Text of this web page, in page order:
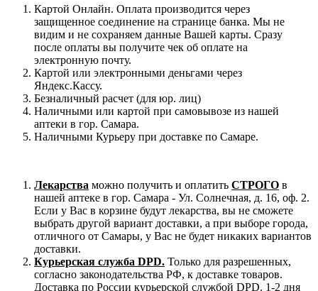
Картой Онлайн. Оплата производится через
защищенное соединение на странице банка. Мы не
видим и не сохраняем данные Вашей карты. Сразу
после оплаты вы получите чек об оплате на
электронную почту.
Картой или электронными деньгами через
Яндекс.Кассу.
Безналичный расчет (для юр. лиц)
Наличными или картой при самовывозе из нашей
аптеки в гор. Самара.
Наличными Курьеру при доставке по Самаре.
Лекарства можно получить и оплатить СТРОГО в
нашей аптеке в гор. Самара - Ул. Солнечная, д. 16, оф. 2.
Если у Вас в корзине будут лекарства, вы не сможете
выбрать другой вариант доставки, а при выборе города,
отличного от Самары, у Вас не будет никаких вариантов
доставки.
Курьерская служба DPD. Только для разрешенных,
согласно законодательства РФ, к доставке товаров.
Доставка по России курьерской службой DPD. 1-2 дня